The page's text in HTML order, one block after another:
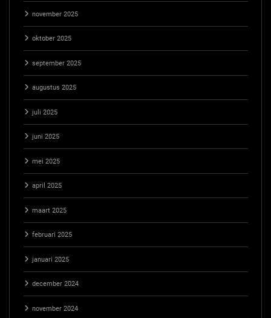
november 2025
oktober 2025
september 2025
augustus 2025
juli 2025
juni 2025
mei 2025
april 2025
maart 2025
februari 2025
januari 2025
december 2024
november 2024